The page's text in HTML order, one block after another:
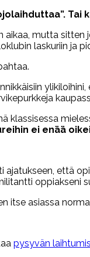
Tai
aikaa, mutta sitten
laskuriin ja
klassisessa
ei enää
että
oppiakseni
itse asiassa
pysyvän